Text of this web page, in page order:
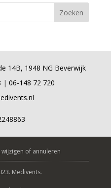
14B, 1948 NG Beverwijk
| 06-148 72 720
of annuleren
Medivents.